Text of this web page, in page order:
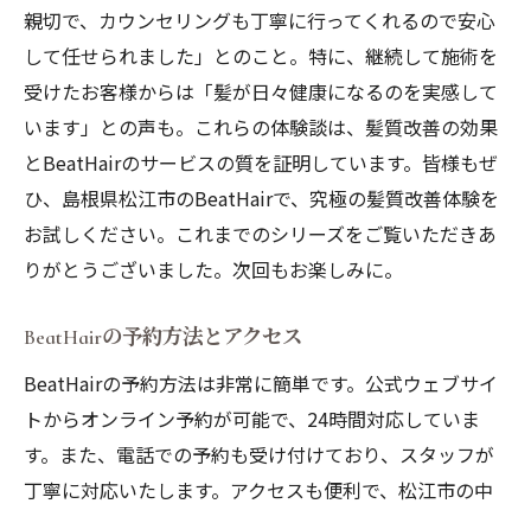
他のサロンと何が違う？BeatHairの魅力
お客様がBeatHairを選ぶ理由
BeatHairの実績と信頼
髪質改善の実例とビフォーアフター
お得なプランとキャンペーン情報
利用者の声：BeatHairの評判
心身ともにリフレッシュ！松江市で話題の髪質
施術を受ける前に知っておくべきこと
施術の流れとその詳細
施術後のアフターケアとホームケアのポイ
ント
心身のリフレッシュ効果とその理由
親切で、カウンセリングも丁寧に行ってくれるので安心
して任せられました」とのこと。特に、継続して施術を
受けたお客様からは「髪が日々健康になるのを実感して
います」との声も。これらの体験談は、髪質改善の効果
とBeatHairのサービスの質を証明しています。皆様もぜ
ひ、島根県松江市のBeatHairで、究極の髪質改善体験を
お試しください。これまでのシリーズをご覧いただきあ
りがとうございました。次回もお楽しみに。
BeatHairの予約方法とアクセス
BeatHairの予約方法は非常に簡単です。公式ウェブサイ
トからオンライン予約が可能で、24時間対応していま
す。また、電話での予約も受け付けており、スタッフが
丁寧に対応いたします。アクセスも便利で、松江市の中